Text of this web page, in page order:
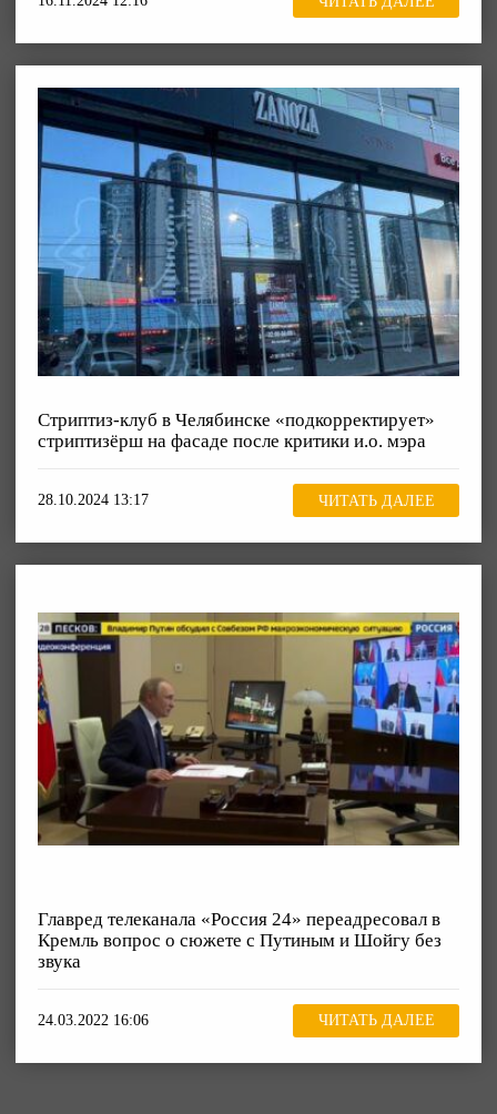
Стриптиз-клуб в Челябинске «подкорректирует»
стриптизёрш на фасаде после критики и.о. мэра
28.10.2024 13:17 ЧИТАТЬ ДАЛЕЕ
Главред телеканала «Россия 24» переадресовал в
Кремль вопрос о сюжете с Путиным и Шойгу без
звука
24.03.2022 16:06 ЧИТАТЬ ДАЛЕЕ